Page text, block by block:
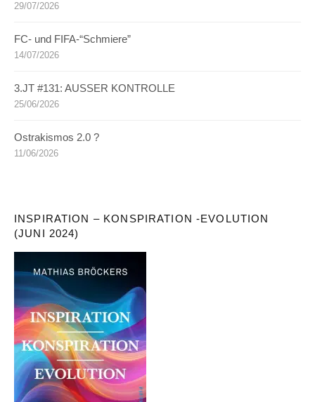
29/07/2026
FC- und FIFA-“Schmiere”
14/07/2026
3.JT #131: AUSSER KONTROLLE
25/06/2026
Ostrakismos 2.0 ?
11/06/2026
INSPIRATION – KONSPIRATION -EVOLUTION
(JUNI 2024)